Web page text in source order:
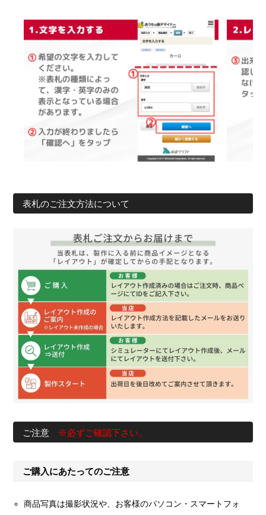
表札のご注文方法について
ご注意 ※必ずご確認下さい。
ご購入にあたってのご注意
商品写真は撮影状況や、お客様のパソコン・スマートフォ